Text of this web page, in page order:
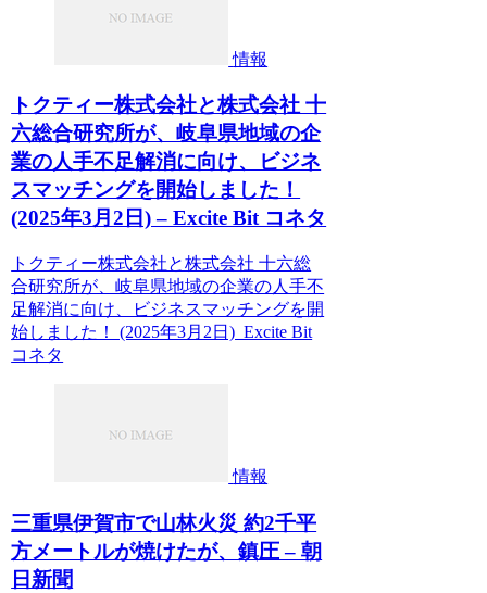
情報
トクティー株式会社と株式会社 十
六総合研究所が、岐阜県地域の企
業の人手不足解消に向け、ビジネ
スマッチングを開始しました！
(2025年3月2日) – Excite Bit コネタ
トクティー株式会社と株式会社 十六総
合研究所が、岐阜県地域の企業の人手不
足解消に向け、ビジネスマッチングを開
始しました！ (2025年3月2日) Excite Bit
コネタ
情報
三重県伊賀市で山林火災 約2千平
方メートルが焼けたが、鎮圧 – 朝
日新聞